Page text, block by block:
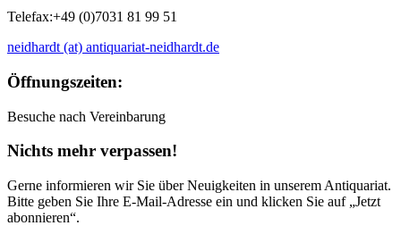
Telefax:+49 (0)7031 81 99 51
neidhardt (at) antiquariat-neidhardt.de
Öffnungszeiten:
Besuche nach Vereinbarung
Nichts mehr verpassen!
Gerne informieren wir Sie über Neuigkeiten in unserem Antiquariat.
Bitte geben Sie Ihre E-Mail-Adresse ein und klicken Sie auf „Jetzt
abonnieren“.